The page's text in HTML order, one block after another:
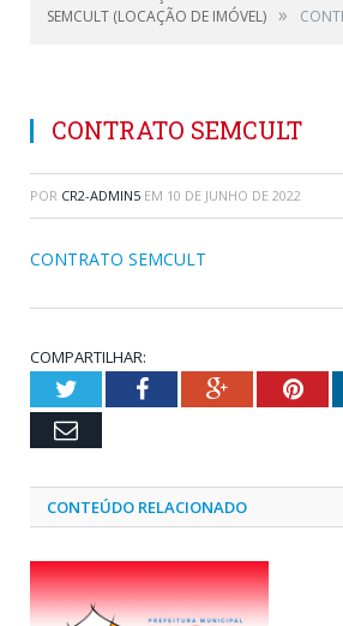
SEMCULT (LOCAÇÃO DE IMÓVEL) »
CONTRATO SEMCULT
POR CR2-ADMIN5 EM 10 DE JUNHO DE 2022
CONTRATO SEMCULT
COMPARTILHAR:
TwitterFacebookGoogle+
Email
CONTEÚDO RELACIONADO